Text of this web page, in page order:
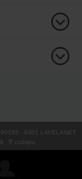
- 9301 LAVELANET
∇ ccdispo